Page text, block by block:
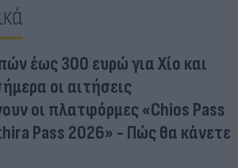
έως 300 ευρώ για Χίο και
οι αιτήσεις
οι πλατφόρμες «Chios Pass
Pass 2026» - Πώς θα κάνετε